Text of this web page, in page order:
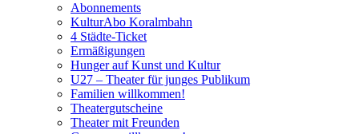
Abonnements
KulturAbo Koralmbahn
4 Städte-Ticket
Ermäßigungen
Hunger auf Kunst und Kultur
U27 – Theater für junges Publikum
Familien willkommen!
Theatergutscheine
Theater mit Freunden